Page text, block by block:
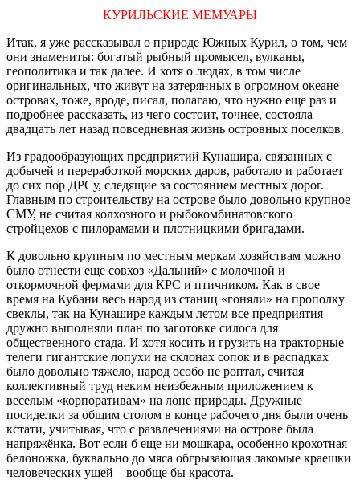
КУРИЛЬСКИЕ МЕМУАРЫ
Итак, я уже рассказывал о природе Южных Курил, о том, чем
они знамениты: богатый рыбный промысел, вулканы,
геополитика и так далее. И хотя о людях, в том числе
оригинальных, что живут на затерянных в огромном океане
островах, тоже, вроде, писал, полагаю, что нужно еще раз и
подробнее рассказать, из чего состоит, точнее, состояла
двадцать лет назад повседневная жизнь островных поселков.
Из градообразующих предприятий Кунашира, связанных с
добычей и переработкой морских даров, работало и работает
до сих пор ДРСу, следящие за состоянием местных дорог.
Главным по строительству на острове было довольно крупное
СМУ, не считая колхозного и рыбокомбинатовского
стройцехов с пилорамами и плотницкими бригадами.
К довольно крупным по местным меркам хозяйствам можно
было отнести еще совхоз «Дальний» с молочной и
откормочной фермами для КРС и птичником. Как в свое
время на Кубани весь народ из станиц «гоняли» на прополку
свеклы, так на Кунашире каждым летом все предприятия
дружно выполняли план по заготовке силоса для
общественного стада. И хотя косить и грузить на тракторные
телеги гигантские лопухи на склонах сопок и в распадках
было довольно тяжело, народ особо не роптал, считая
коллективный труд неким неизбежным приложением к
веселым «корпоративам» на лоне природы. Дружные
посиделки за общим столом в конце рабочего дня были очень
кстати, учитывая, что с развлечениями на острове была
напряжёнка. Вот если б еще ни мошкара, особенно крохотная
белоножка, буквально до мяса обгрызающая лакомые краешки
человеческих ушей – вообще бы красота.